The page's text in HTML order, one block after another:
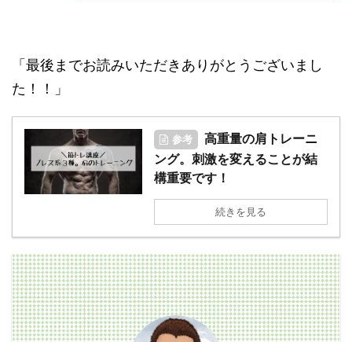
「最後までお読みいただきありがとうございまし
た！！」
参考
高重量の肩トレーニ
ング。刺激を変えることが結
構重要です！
続きを見る